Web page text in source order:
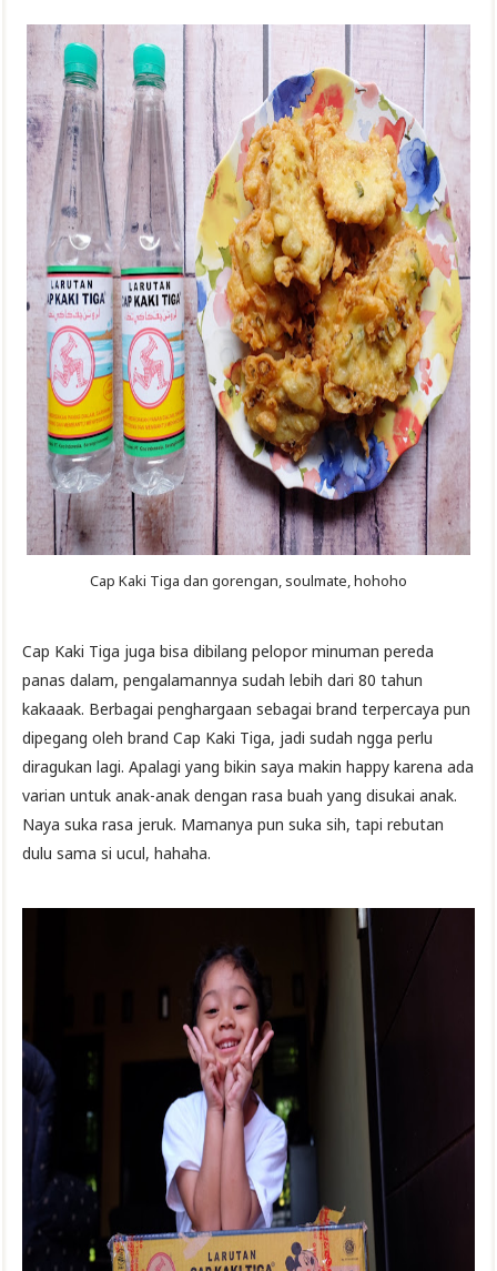
Cap Kaki Tiga dan gorengan, soulmate, hohoho
Cap Kaki Tiga juga bisa dibilang pelopor minuman pereda
panas dalam, pengalamannya sudah lebih dari 80 tahun
kakaaak. Berbagai penghargaan sebagai brand terpercaya pun
dipegang oleh brand Cap Kaki Tiga, jadi sudah ngga perlu
diragukan lagi. Apalagi yang bikin saya makin happy karena ada
varian untuk anak-anak dengan rasa buah yang disukai anak.
Naya suka rasa jeruk. Mamanya pun suka sih, tapi rebutan
dulu sama si ucul, hahaha.